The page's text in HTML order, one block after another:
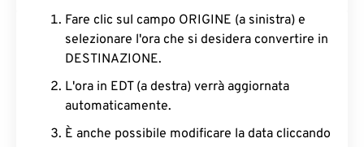
Fare clic sul campo ORIGINE (a sinistra) e
selezionare l'ora che si desidera convertire in
DESTINAZIONE.
L'ora in EDT (a destra) verrà aggiornata
automaticamente.
È anche possibile modificare la data cliccando